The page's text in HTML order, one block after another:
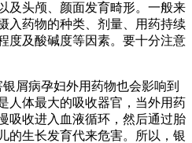
及头颅、颜面发育畸形。一般来
入药物的种类、剂量、用药持续
度及酸碱度等因素。要十分注意
屑病孕妇外用药物也会影响到
人体最大的吸收器官，当外用药
吸收进入血液循环，然后通过胎
的生长发育代来危害。所以，银